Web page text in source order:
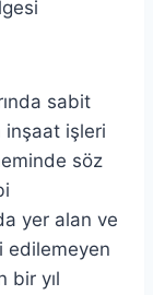
sabit
inşaat işleri
söz
yer alan ve
edilemeyen
bir yıl